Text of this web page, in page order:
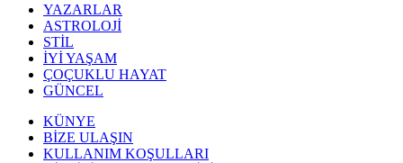
YAZARLAR
ASTROLOJİ
STİL
İYİ YAŞAM
ÇOÇUKLU HAYAT
GÜNCEL
KÜNYE
BİZE ULAŞIN
KULLANIM KOŞULLARI